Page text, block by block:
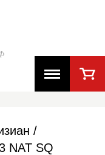
/
NAT SQ